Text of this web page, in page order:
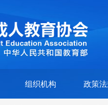
组织机构 政策